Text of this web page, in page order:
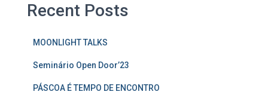
Recent Posts
MOONLIGHT TALKS
Seminário Open Door’23
PÁSCOA É TEMPO DE ENCONTRO